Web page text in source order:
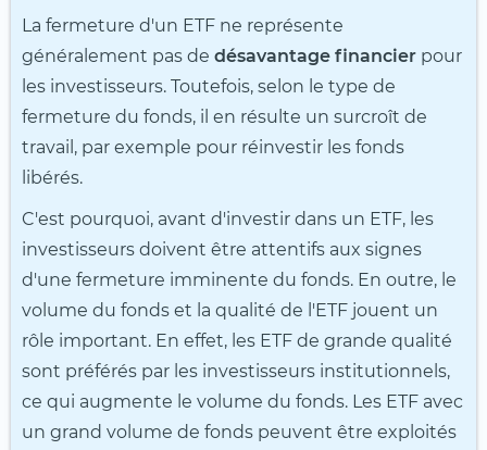
La fermeture d'un ETF ne représente
généralement pas de désavantage financier pour
les investisseurs. Toutefois, selon le type de
fermeture du fonds, il en résulte un surcroît de
travail, par exemple pour réinvestir les fonds
libérés.
C'est pourquoi, avant d'investir dans un ETF, les
investisseurs doivent être attentifs aux signes
d'une fermeture imminente du fonds. En outre, le
volume du fonds et la qualité de l'ETF jouent un
rôle important. En effet, les ETF de grande qualité
sont préférés par les investisseurs institutionnels,
ce qui augmente le volume du fonds. Les ETF avec
un grand volume de fonds peuvent être exploités